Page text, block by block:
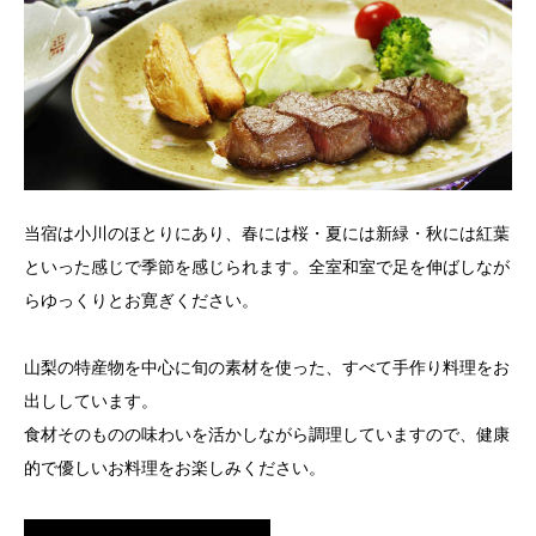
当宿は小川のほとりにあり、春には桜・夏には新緑・秋には紅葉
といった感じで季節を感じられます。全室和室で足を伸ばしなが
らゆっくりとお寛ぎください。
山梨の特産物を中心に旬の素材を使った、すべて手作り料理をお
出ししています。
食材そのものの味わいを活かしながら調理していますので、健康
的で優しいお料理をお楽しみください。